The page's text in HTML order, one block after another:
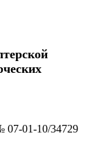
01-10/34729